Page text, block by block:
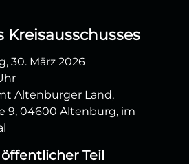
Kreisausschusses
30. März 2026
Altenburger Land,
9, 04600 Altenburg, im
Teil